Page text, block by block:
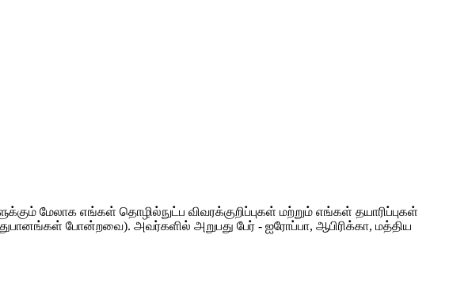
மேலாக எங்கள் தொழில்நுட்ப விவரக்குறிப்புகள் மற்றும் எங்கள் தயாரிப்புகள்
போன்றவை). அவர்களில் அறுபது பேர் - ஐரோப்பா, ஆபிரிக்கா, மத்திய